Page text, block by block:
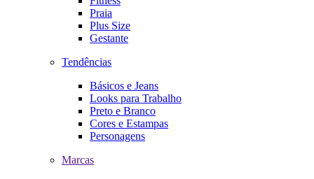
Praia
Plus Size
Gestante
Tendências
Básicos e Jeans
Looks para Trabalho
Preto e Branco
Cores e Estampas
Personagens
Marcas